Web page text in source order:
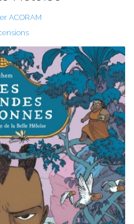
ACORAM